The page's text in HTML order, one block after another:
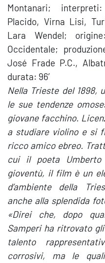
Montanari;
Placido, Virna Lisi,
Lara Wendel;
Occidentale;
José Frade P.C.,
durata: 96′
Nella Trieste del 1898,
le sue tendenze
giovane facchino.
a studiare violino e si
ricco amico ebreo.
cui il poeta
gioventù, il film è un
d’ambiente della
anche alla splendida
«Direi che, dopo
Samperi ha ritrovato
talento
corrosivi, ma le